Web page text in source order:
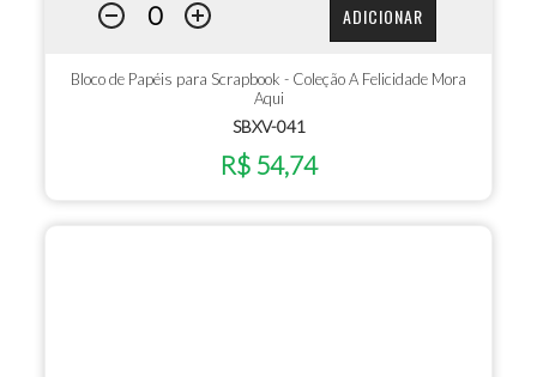
ADICIONAR
Bloco de Papéis para Scrapbook - Coleção A Felicidade Mora
Aqui
SBXV-041
R$ 54,74